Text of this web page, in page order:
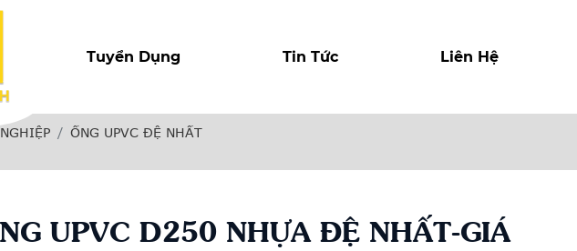
Tuyển Dụng Tin Tức Liên Hệ
ỐNG UPVC ĐỆ NHẤT
UPVC D250 NHỰA ĐỆ NHẤT-GIÁ